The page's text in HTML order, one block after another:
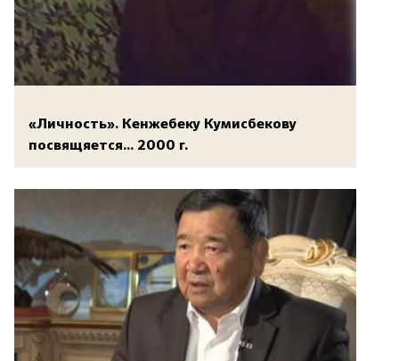
«Личность». Кенжебеку Кумисбекову
посвящяется... 2000 г.